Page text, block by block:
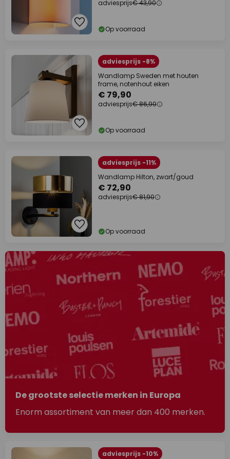
adviesprijs€ 43,90
Op voorraad
adviesprijs -8%
Wandlamp Sweden met houten
frame, notenhout eiken
€ 79,90
adviesprijs€ 86,90
Op voorraad
adviesprijs -11%
Wandlamp Hilton, zwart/goud
€ 72,90
adviesprijs€ 81,90
Op voorraad
De grootste selectie merken in Europa
Enorm assortiment van meer dan 400 merken.
adviesprijs -10%